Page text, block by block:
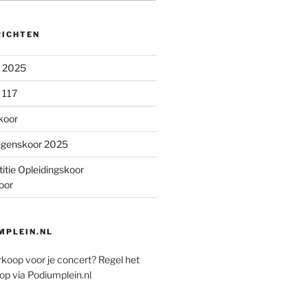
2025
2025
Opleidingskoor
voor je concert? Regel het
via Podiumplein.nl